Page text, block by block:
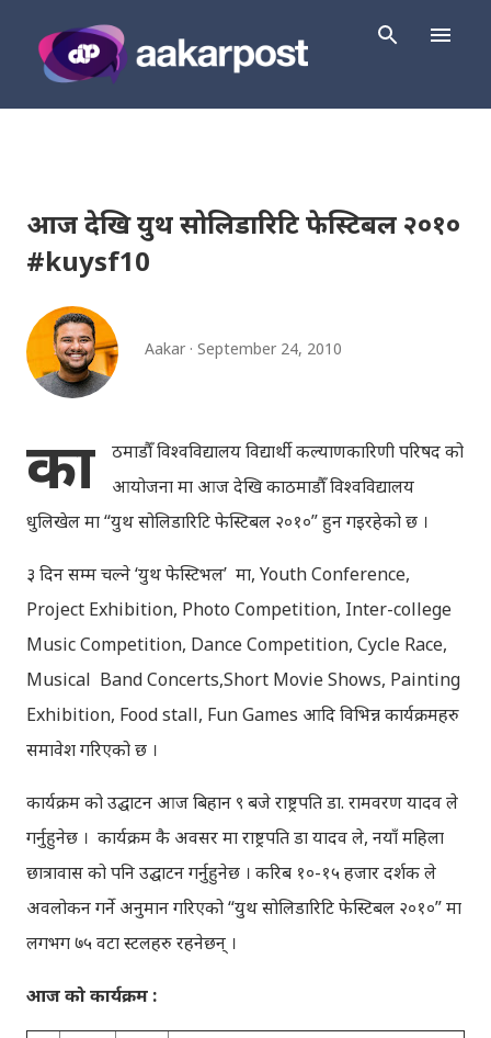
आज देखि युथ सोलिडारिटि फेस्टिबल २०१०
#kuysf10
Aakar September 24, 2010
का
ठमाडौँ विश्वविद्यालय विद्यार्थी कल्याणकारिणी परिषद को
आयोजना मा आज देखि काठमाडौँ विश्वविद्यालय
धुलिखेल मा “युथ सोलिडारिटि फेस्टिबल २०१०” हुन गइरहेको छ ।
३ दिन सम्म चल्ने ‘युथ फेस्टिभल’ मा, Youth Conference,
Project Exhibition, Photo Competition, Inter-college
Music Competition, Dance Competition, Cycle Race,
Musical Band Concerts,Short Movie Shows, Painting
Exhibition, Food stall, Fun Games आदि विभिन्न कार्यक्रमहरु
समावेश गरिएको छ ।
कार्यक्रम को उद्घाटन आज बिहान ९ बजे राष्ट्रपति डा. रामवरण यादव ले
गर्नुहुनेछ । कार्यक्रम कै अवसर मा राष्ट्रपति डा यादव ले, नयाँ महिला
छात्रावास को पनि उद्घाटन गर्नुहुनेछ । करिब १०-१५ हजार दर्शक ले
अवलोकन गर्ने अनुमान गरिएको “युथ सोलिडारिटि फेस्टिबल २०१०” मा
लगभग ७५ वटा स्टलहरु रहनेछन् ।
आज को कार्यक्रम :